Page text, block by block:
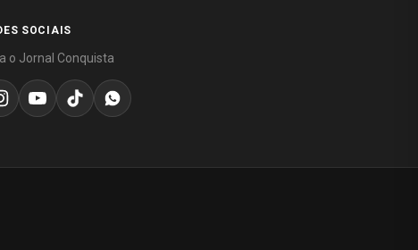
SOCIAIS
o Jornal Conquista